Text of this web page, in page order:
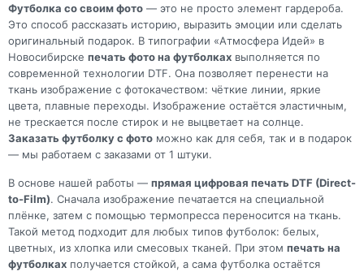
Футболка со своим фото — это не просто элемент гардероба.
Это способ рассказать историю, выразить эмоции или сделать
оригинальный подарок. В типографии «Атмосфера Идей» в
Новосибирске печать фото на футболках выполняется по
современной технологии DTF. Она позволяет перенести на
ткань изображение с фотокачеством: чёткие линии, яркие
цвета, плавные переходы. Изображение остаётся эластичным,
не трескается после стирок и не выцветает на солнце.
Заказать футболку с фото можно как для себя, так и в подарок
— мы работаем с заказами от 1 штуки.
В основе нашей работы — прямая цифровая печать DTF (Direct-
to-Film). Сначала изображение печатается на специальной
плёнке, затем с помощью термопресса переносится на ткань.
Такой метод подходит для любых типов футболок: белых,
цветных, из хлопка или смесовых тканей. При этом печать на
футболках получается стойкой, а сама футболка остаётся